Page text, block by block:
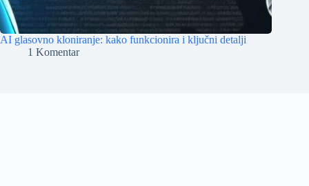
AI glasovno kloniranje: kako funkcionira i ključni detalji
1 Komentar